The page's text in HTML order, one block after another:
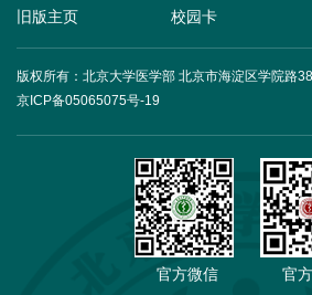
旧版主页
校园卡
版权所有：北京大学医学部 北京市海淀区学院路
京ICP备05065075号-19
官方微信 官